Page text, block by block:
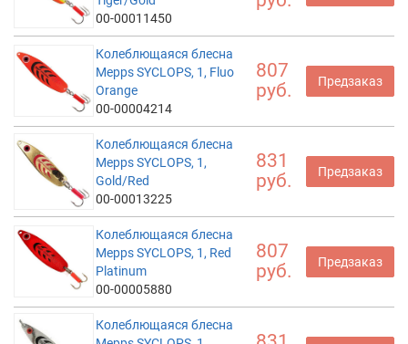
00-00011450
Колеблющаяся блесна
Mepps SYCLOPS, 1, Fluo
Orange
00-00004214
807
руб.
Предзаказ
Колеблющаяся блесна
Mepps SYCLOPS, 1,
Gold/Red
00-00013225
831
руб.
Предзаказ
Колеблющаяся блесна
Mepps SYCLOPS, 1, Red
Platinum
00-00005880
807
руб.
Предзаказ
Колеблющаяся блесна